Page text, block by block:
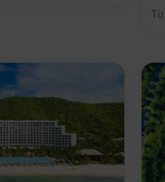
Từ